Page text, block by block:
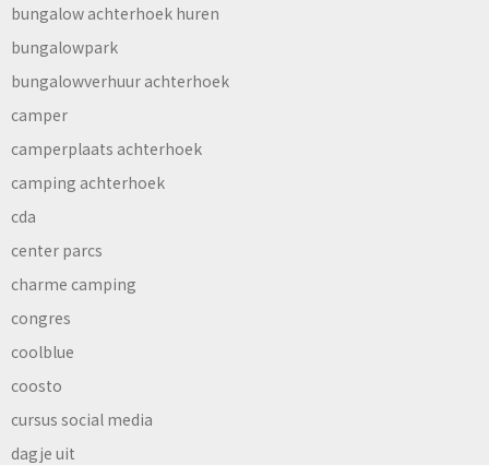
bungalow achterhoek huren
bungalowpark
bungalowverhuur achterhoek
camper
camperplaats achterhoek
camping achterhoek
cda
center parcs
charme camping
congres
coolblue
coosto
cursus social media
dagje uit